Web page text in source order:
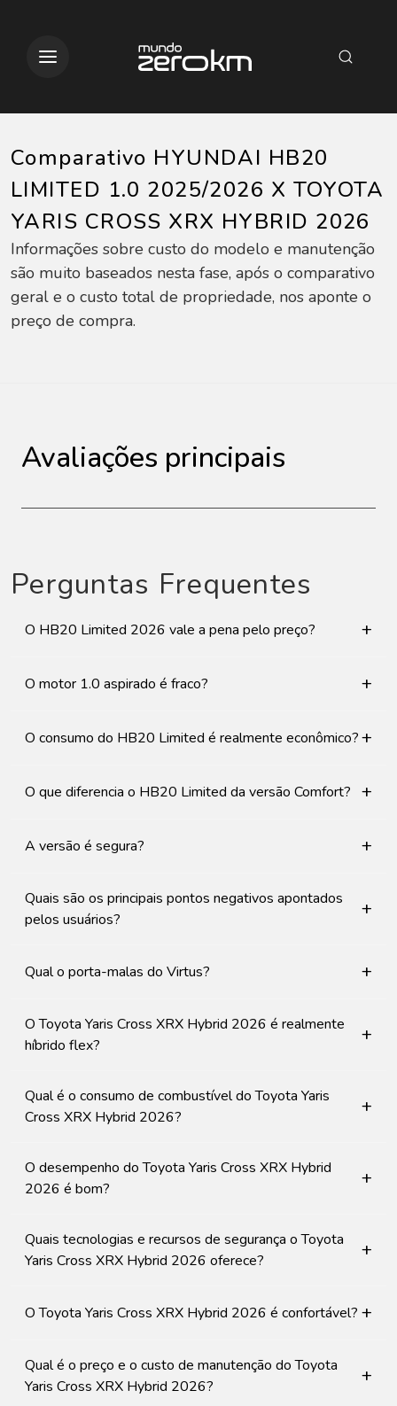
Comparativo HYUNDAI HB20
LIMITED 1.0 2025/2026 X TOYOTA
YARIS CROSS XRX HYBRID 2026
Informações sobre custo do modelo e manutenção
são muito baseados nesta fase, após o comparativo
geral e o custo total de propriedade, nos aponte o
preço de compra.
Avaliações principais
Perguntas Frequentes
O HB20 Limited 2026 vale a pena pelo preço? +
O motor 1.0 aspirado é fraco? +
O consumo do HB20 Limited é realmente econômico?+
O que diferencia o HB20 Limited da versão Comfort? +
A versão é segura? +
Quais são os principais pontos negativos apontados
pelos usuários?
+
Qual o porta-malas do Virtus? +
O Toyota Yaris Cross XRX Hybrid 2026 é realmente
híbrido flex?
+
Qual é o consumo de combustível do Toyota Yaris
Cross XRX Hybrid 2026?
+
O desempenho do Toyota Yaris Cross XRX Hybrid
2026 é bom?
+
Quais tecnologias e recursos de segurança o Toyota
Yaris Cross XRX Hybrid 2026 oferece?
+
O Toyota Yaris Cross XRX Hybrid 2026 é confortável? +
Qual é o preço e o custo de manutenção do Toyota
Yaris Cross XRX Hybrid 2026?
+